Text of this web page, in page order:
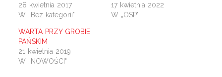
28 kwietnia 2017
W „Bez kategorii"
17 kwietnia 2022
W „OSP"
WARTA PRZY GROBIE
PAŃSKIM
21 kwietnia 2019
W „NOWOŚCI"